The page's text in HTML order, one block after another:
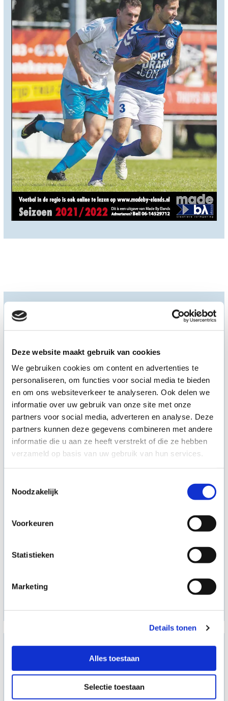
Deze website maakt gebruik van cookies
We gebruiken cookies om content en advertenties te
personaliseren, om functies voor social media te bieden
en om ons websiteverkeer te analyseren. Ook delen we
informatie over uw gebruik van onze site met onze
partners voor social media, adverteren en analyse. Deze
partners kunnen deze gegevens combineren met andere
informatie die u aan ze heeft verstrekt of die ze hebben
verzameld op basis van uw gebruik van hun services.
Noodzakelijk
Voorkeuren
Statistieken
Marketing
Details tonen
Alles toestaan
Selectie toestaan
Voetbal in de regio '21-'22 editie 2
Voetbal in de regio '22-'23